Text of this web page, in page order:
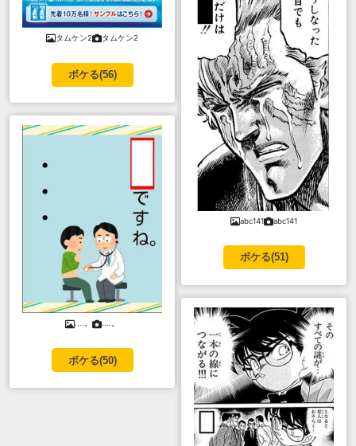
タムケン2 タムケン2
ボケる(56)
....。 ....。
ボケる(50)
abc141 abc141
ボケる(51)